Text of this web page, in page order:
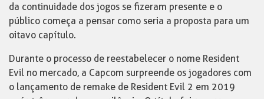
da continuidade dos jogos se fizeram presente e o
público começa a pensar como seria a proposta para um
oitavo capítulo.
Durante o processo de reestabelecer o nome Resident
Evil no mercado, a Capcom surpreende os jogadores com
o lançamento de remake de Resident Evil 2 em 2019